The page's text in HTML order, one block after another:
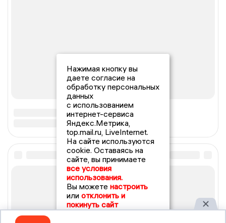
Нажимая кнопку вы
даете согласие на
обработку персональных
данных
с использованием
интернет-сервиса
Яндекс.Метрика,
top.mail.ru, LiveInternet.
На сайте используются
cookie. Оставаясь на
сайте, вы принимаете
все условия
использования.
Вы можете настроить
или отклонить и
покинуть сайт